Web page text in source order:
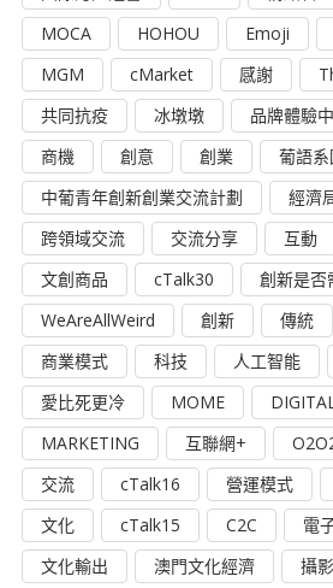
MOCA
HOHOU Emoji
MGM
cMarket 感謝
共同抗疫
冰墩墩 品牌體驗
商機
創意 創業
葡語系
中葡青年創新創業交流計劃
經濟
跨領域交流
交流分享 互動
文創商品
cTalk30
創新是否
WeAreAllWeird
創新 傳統
商業模式
科技 人工智能
愛比死更冷
MOME
MARKETING
互聯網+
交流
cTalk16 營運模式
文化
cTalk15 C2C
電
文化輸出
澳門文化經濟 攝影